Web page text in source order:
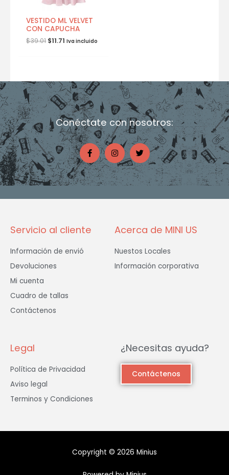
VESTIDO ML VELVET
CON CAPUCHA
$39.01 $11.71 Iva incluido
Conéctate con nosotros:
F
a
c
e
b
o
o
I
n
s
t
a
g
r
T
w
i
t
t
e
Servicio al cliente
Información de envió
Devoluciones
Mi cuenta
Cuadro de tallas
Contáctenos
Acerca de MINI US
Nuestos Locales
Información corporativa
Legal
Política de Privacidad
Aviso legal
Terminos y Condiciones
¿Necesitas ayuda?
Contáctenos
Copyright © 2026 Minius